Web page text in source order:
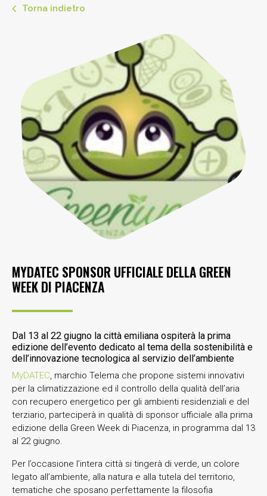
Torna indietro
MYDATEC SPONSOR UFFICIALE DELLA GREEN
WEEK DI PIACENZA
Dal 13 al 22 giugno la città emiliana ospiterà la prima
edizione dell’evento dedicato al tema della sostenibilità e
dell’innovazione tecnologica al servizio dell’ambiente
MyDATEC, marchio Telema che propone sistemi innovativi
per la climatizzazione ed il controllo della qualità dell’aria
con recupero energetico per gli ambienti residenziali e del
terziario, parteciperà in qualità di sponsor ufficiale alla prima
edizione della Green Week di Piacenza, in programma dal 13
al 22 giugno.
Per l’occasione l’intera città si tingerà di verde, un colore
legato all’ambiente, alla natura e alla tutela del territorio,
tematiche che sposano perfettamente la filosofia